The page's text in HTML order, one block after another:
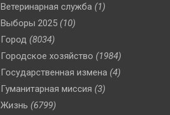
Ветеринарная служба (1)
Выборы 2025 (10)
Город (8034)
Городское хозяйство (1984)
Государственная измена (4)
Гуманитарная миссия (3)
Жизнь (6799)